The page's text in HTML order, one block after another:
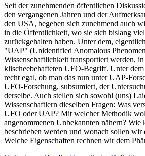
Seit der zunehmenden öffentlichen
den vergangenen Jahren und der
den USA, begeben sich zunehmend auch
in die Öffentlichkeit, wo sie sich bislang
zurückgehalten haben. Unter dem,
"UAP" (Unidentified Anomalous
Wissenschaftlichkeit transportiert werden,
klischeebehafteten UFO-Begriff. Unter
recht egal, ob man das nun unter UAP-
UFO-Forschung, subsumiert, der
derselbe. Auch stellen sich sowohl (uns)
Wissenschaftlern dieselben Fragen: Was
UFO oder UAP? Mit welcher Methodik
angenommenen Unbekannten nähern? Wie
beschrieben werden und wonach sollen wir
Welche Eigenschaften rechnen wir dem